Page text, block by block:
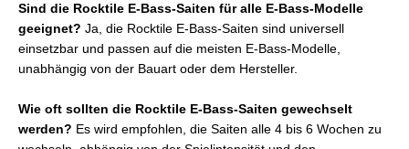
Sind die Rocktile E-Bass-Saiten für alle E-Bass-Modelle
geeignet? Ja, die Rocktile E-Bass-Saiten sind universell
einsetzbar und passen auf die meisten E-Bass-Modelle,
unabhängig von der Bauart oder dem Hersteller.
Wie oft sollten die Rocktile E-Bass-Saiten gewechselt
werden? Es wird empfohlen, die Saiten alle 4 bis 6 Wochen zu